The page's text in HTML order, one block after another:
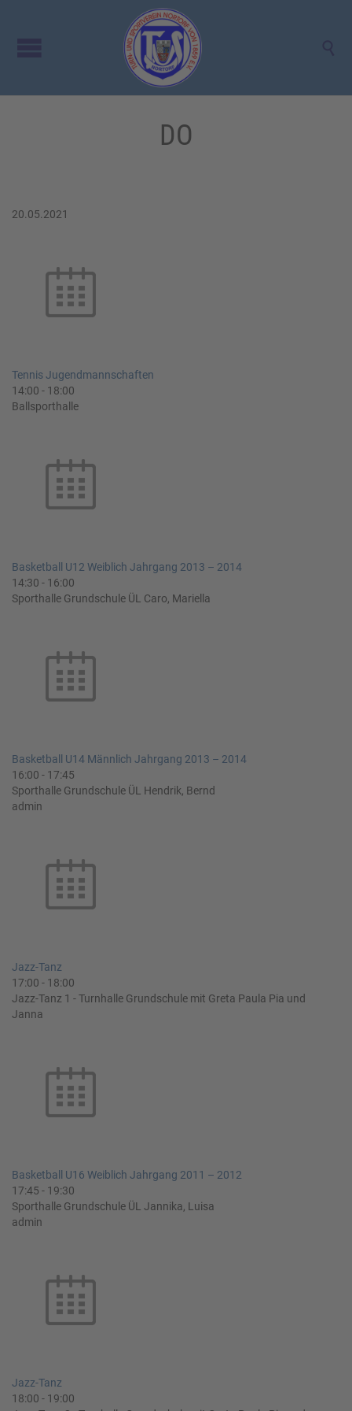
DO
20.05.2021
Tennis Jugendmannschaften
14:00 - 18:00
Ballsporthalle
Basketball U12 Weiblich Jahrgang 2013 – 2014
14:30 - 16:00
Sporthalle Grundschule ÜL Caro, Mariella
Basketball U14 Männlich Jahrgang 2013 – 2014
16:00 - 17:45
Sporthalle Grundschule ÜL Hendrik, Bernd
admin
Jazz-Tanz
17:00 - 18:00
Jazz-Tanz 1 - Turnhalle Grundschule mit Greta Paula Pia und
Janna
Basketball U16 Weiblich Jahrgang 2011 – 2012
17:45 - 19:30
Sporthalle Grundschule ÜL Jannika, Luisa
admin
Jazz-Tanz
18:00 - 19:00